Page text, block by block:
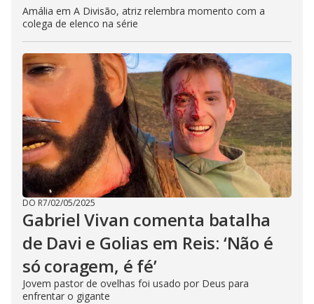
Amália em A Divisão, atriz relembra momento com a
colega de elenco na série
DO R7/02/05/2025
Gabriel Vivan comenta batalha
de Davi e Golias em Reis: ‘Não é
só coragem, é fé’
Jovem pastor de ovelhas foi usado por Deus para
enfrentar o gigante